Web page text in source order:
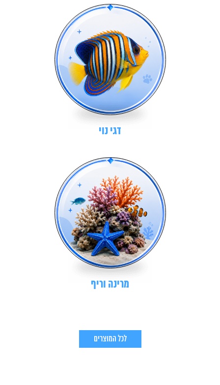
דגי נוי
מרינה וריף
לכל המוצרים